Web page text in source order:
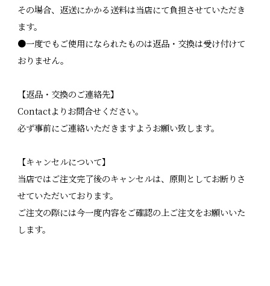
その場合、返送にかかる送料は当店にて負担させていただき
ます。
●一度でもご使用になられたものは返品・交換は受け付けて
おりません。
【返品・交換のご連絡先】
Contactよりお問合せください。
必ず事前にご連絡いただきますようお願い致します。
【キャンセルについて】
当店ではご注文完了後のキャンセルは、原則としてお断りさ
せていただいております。
ご注文の際には今一度内容をご確認の上ご注文をお願いいた
します。